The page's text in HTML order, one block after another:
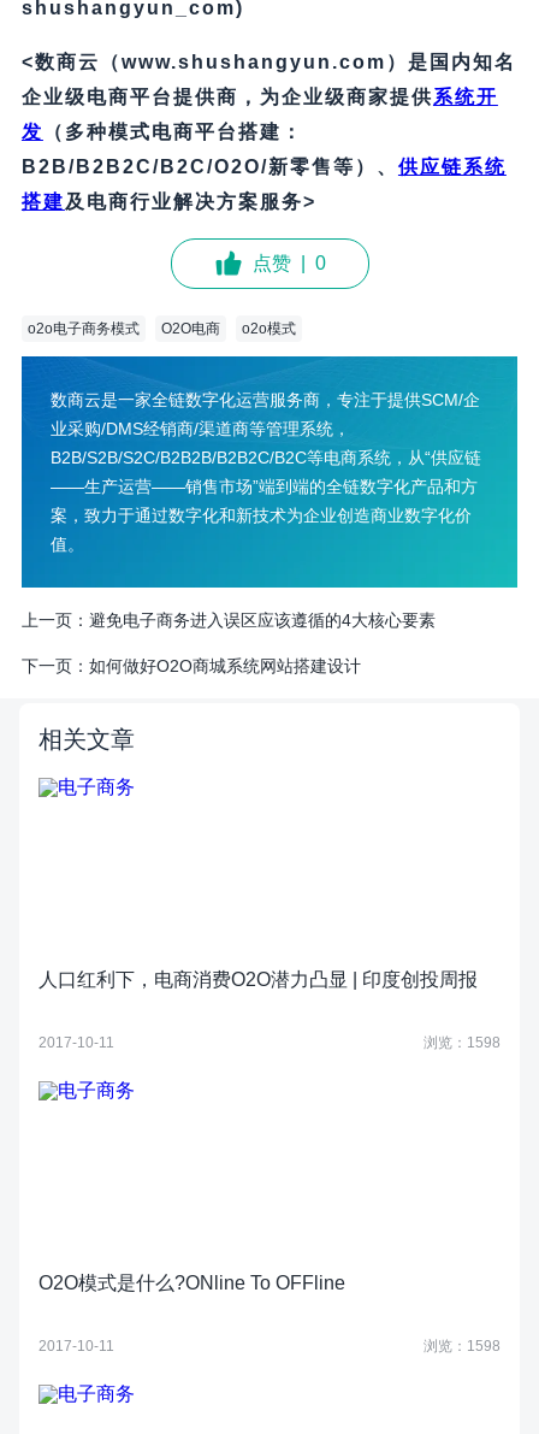
shushangyun_com)
<数商云（www.shushangyun.com）是国内知名
企业级电商平台提供商，为企业级商家提供系统开
发
（多种模式电商平台搭建：
B2B/B2B2C/B2C/O2O/新零售等）、 供应链系统
搭建及电商行业解决方案服务>
点赞 0
o2o电子商务模式 O2O电商 o2o模式
数商云是一家全链数字化运营服务商，专注于提供SCM/企
业采购/DMS经销商/渠道商等管理系统，
B2B/S2B/S2C/B2B2B/B2B2C/B2C等电商系统，从“供应链
——生产运营——销售市场”端到端的全链数字化产品和方
案，致力于通过数字化和新技术为企业创造商业数字化价
值。
上一页： 避免电子商务进入误区应该遵循的4大核心要素
下一页： 如何做好O2O商城系统网站搭建设计
相关文章
人口红利下，电商消费O2O潜力凸显 | 印度创投周报
2017-10-11 浏览：1598
O2O模式是什么?ONline To OFFline
2017-10-11 浏览：1598